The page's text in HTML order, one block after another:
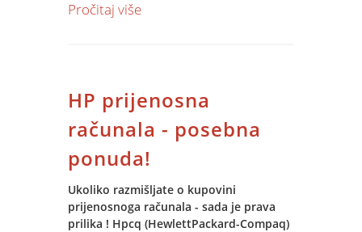
korisnika s različitim pristupnim
Pročitaj više
HP prijenosna
računala - posebna
ponuda!
Ukoliko razmišljate o kupovini
prijenosnoga računala - sada je prava
prilika ! Hpcq (HewlettPackard-Compaq)